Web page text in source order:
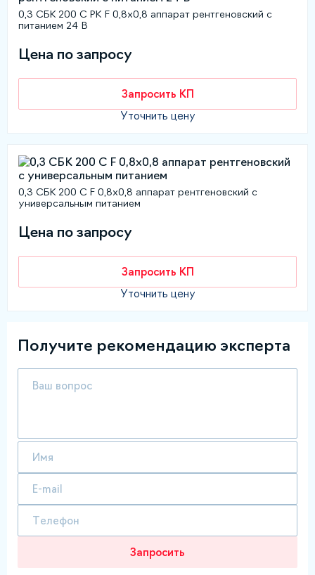
0,3 СБК 200 С РК F 0,8х0,8 аппарат рентгеновский с
питанием 24 В
Цена по запросу
Запросить КП
Уточнить цену
0,3 СБК 200 С F 0,8х0,8 аппарат рентгеновский с
универсальным питанием
Цена по запросу
Запросить КП
Уточнить цену
Получите рекомендацию эксперта
Запросить